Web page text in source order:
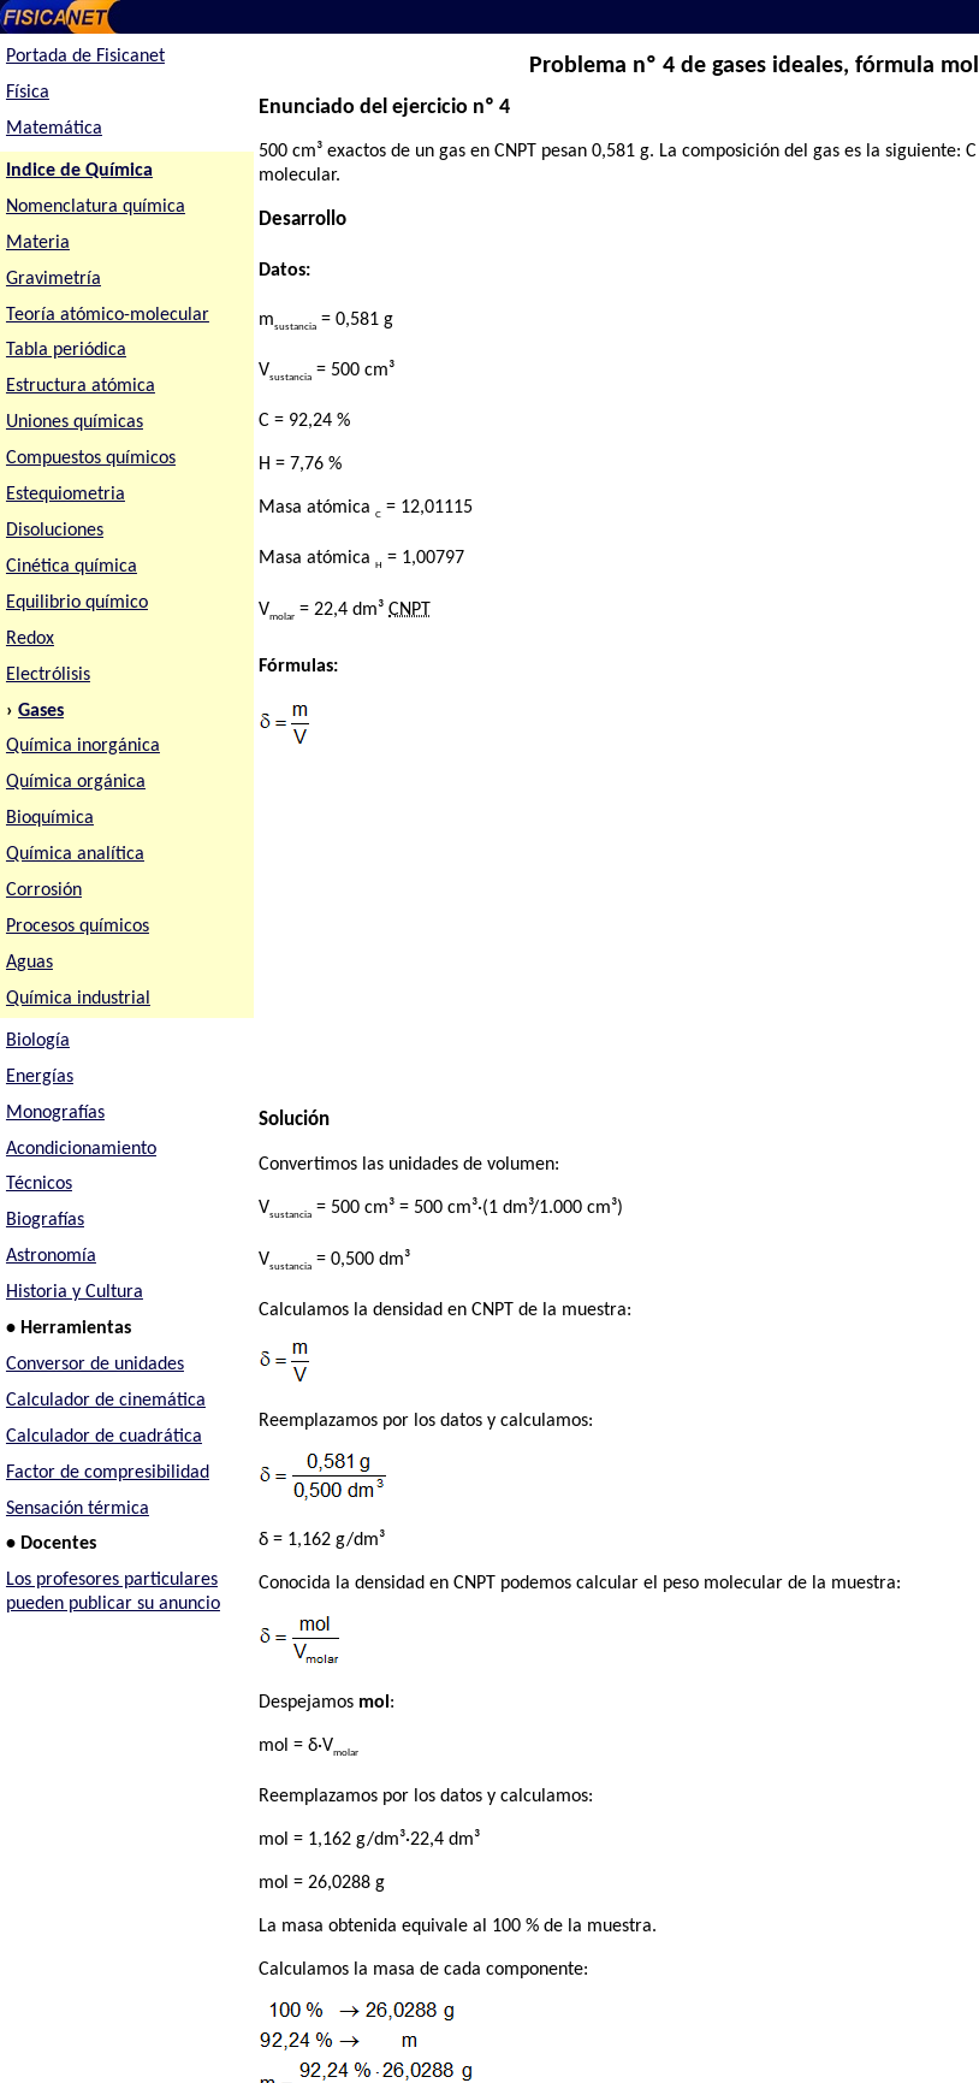
Portada de Fisicanet
Física
Matemática
Indice de Química
Nomenclatura química
Materia
Gravimetría
Teoría atómico-molecular
Tabla periódica
Estructura atómica
Uniones químicas
Compuestos químicos
Estequiometria
Disoluciones
Cinética química
Equilibrio químico
Redox
Electrólisis
› Gases
Química inorgánica
Química orgánica
Bioquímica
Química analítica
Corrosión
Procesos químicos
Aguas
Química industrial
Biología
Energías
Monografías
Acondicionamiento
Técnicos
Biografías
Astronomía
Historia y Cultura
• Herramientas
Conversor de unidades
Calculador de cinemática
Calculador de cuadrática
Factor de compresibilidad
Sensación térmica
• Docentes
Los profesores particulares
pueden publicar su anuncio
Problema nº 4 de gases ideales, fórmula
Enunciado del ejercicio nº 4
500 cm³ exactos de un gas en CNPT pesan 0,581 g. La composición del gas es la siguiente:
molecular.
Desarrollo
Datos:
msustancia = 0,581 g
Vsustancia = 500 cm³
C = 92,24 %
H = 7,76 %
Masa atómicaC = 12,01115
Masa atómicaH = 1,00797
Vmolar = 22,4 dm³CNPT
Fórmulas:
Solución
Convertimos las unidades de volumen:
Vsustancia = 500 cm³ = 500 cm³·(1 dm³/1.000 cm³)
Vsustancia = 0,500 dm³
Calculamos la densidad en CNPT de la muestra:
Reemplazamos por los datos y calculamos:
δ = 1,162 g/dm³
Conocida la densidad en CNPT podemos calcular el peso molecular de la muestra:
Despejamos mol :
mol = δ·Vmolar
Reemplazamos por los datos y calculamos:
mol = 1,162 g/dm³·22,4 dm³
mol = 26,0288 g
La masa obtenida equivale al 100 % de la muestra.
Calculamos la masa de cada componente: